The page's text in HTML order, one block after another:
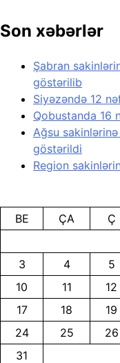
Son xəbərlər
Şabran
göstərilib
Siyəzəndə 12
Qobustanda 16
Ağsu
göstərildi
Region
BE
ÇA Ç
3
4 5
10
11 12
17
18 19
24
25 26
31